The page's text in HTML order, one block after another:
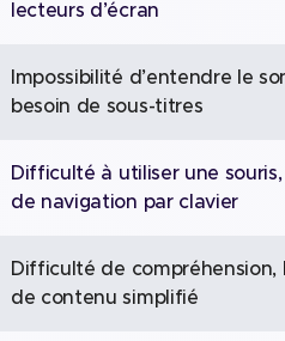
lecteurs d’écran
Impossibilité d’entendre le
besoin de sous-titres
Difficulté à utiliser une
de navigation par clavier
Difficulté de compréhension,
de contenu simplifié